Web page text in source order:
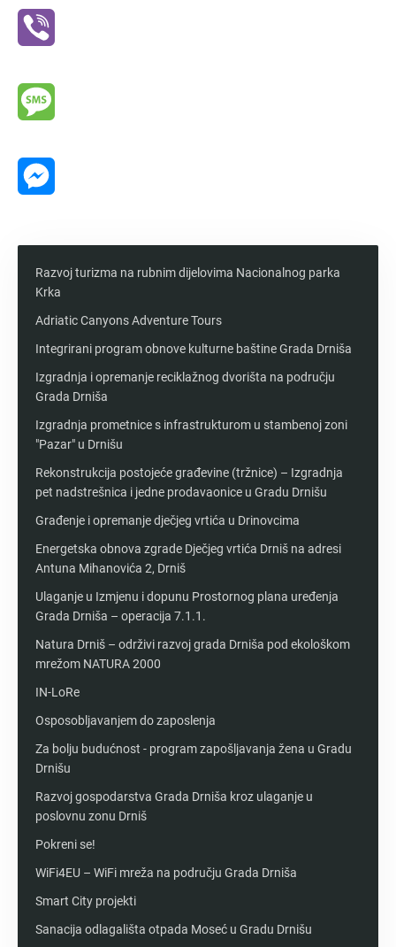
Razvoj turizma na rubnim dijelovima Nacionalnog parka
Krka
Adriatic Canyons Adventure Tours
Integrirani program obnove kulturne baštine Grada Drniša
Izgradnja i opremanje reciklažnog dvorišta na području
Grada Drniša
Izgradnja prometnice s infrastrukturom u stambenoj zoni
"Pazar" u Drnišu
Rekonstrukcija postojeće građevine (tržnice) – Izgradnja
pet nadstrešnica i jedne prodavaonice u Gradu Drnišu
Građenje i opremanje dječjeg vrtića u Drinovcima
Energetska obnova zgrade Dječjeg vrtića Drniš na adresi
Antuna Mihanovića 2, Drniš
Ulaganje u Izmjenu i dopunu Prostornog plana uređenja
Grada Drniša – operacija 7.1.1.
Natura Drniš – održivi razvoj grada Drniša pod ekološkom
mrežom NATURA 2000
IN-LoRe
Osposobljavanjem do zaposlenja
Za bolju budućnost - program zapošljavanja žena u Gradu
Drnišu
Razvoj gospodarstva Grada Drniša kroz ulaganje u
poslovnu zonu Drniš
Pokreni se!
WiFi4EU – WiFi mreža na području Grada Drniša
Smart City projekti
Sanacija odlagališta otpada Moseć u Gradu Drnišu